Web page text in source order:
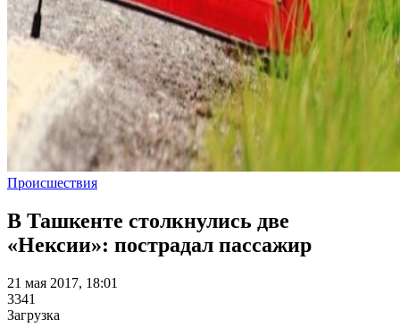
Происшествия
В Ташкенте столкнулись две
«Нексии»: пострадал пассажир
21 мая 2017, 18:01
3341
Загрузка